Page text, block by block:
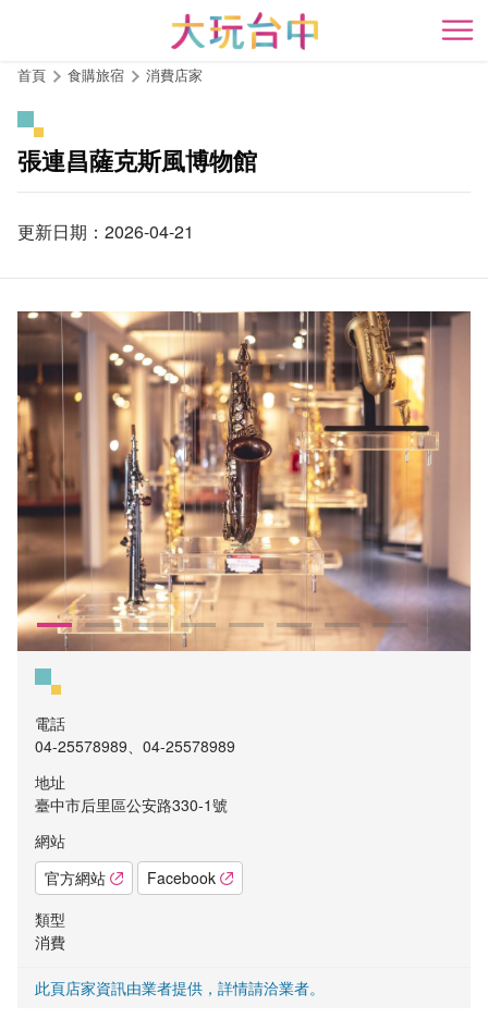
開
首頁 食購旅宿 消費店家
張連昌薩克斯風博物館
更新日期：2026-04-21
電話
04-25578989、04-25578989
地址
臺中市后里區公安路330-1號
網站
官方網站
Facebook
類型
消費
此頁店家資訊由業者提供，詳情請洽業者。